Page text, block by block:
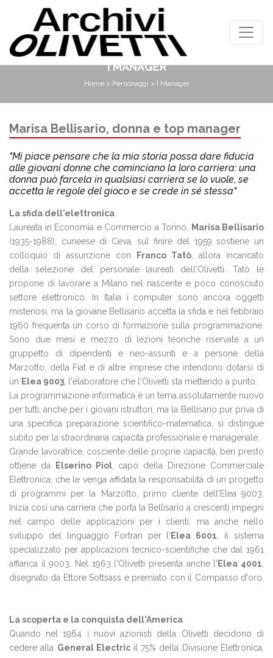
I MANAGER
Home> Personaggi > I Manager
Marisa Bellisario, donna e top manager
"Mi piace pensare che la mia storia possa dare fiducia
alle giovani donne che cominciano la loro carriera: una
donna può farcela in qualsiasi carriera se lo vuole, se
accetta le regole del gioco e se crede in sé stessa"
La sfida dell'elettronica
Laureata in Economia e Commercio a Torino,
Marisa Bellisario
(1935-1988), cuneese di Ceva, sul finire del 1959 sostiene un
colloquio di assunzione con
Franco Tatò , allora incaricato
della selezione del personale laureati dell'Olivetti. Tatò le
propone di lavorare a Milano nel nascente e poco conosciuto
settore elettronico. In Italia i computer sono ancora oggetti
misteriosi, ma la giovane Bellisario accetta la sfida e nel febbraio
1960 frequenta un corso di formazione sulla programmazione.
Sono due mesi e mezzo di lezioni teoriche riservate a un
gruppetto di dipendenti e neo-assunti e a persone della
Marzotto, della Fiat e di altre imprese che intendono dotarsi di
un Elea 9003 , l'elaboratore che l'Olivetti sta mettendo a punto.
La programmazione informatica è un tema assolutamente nuovo
per tutti, anche per i giovani istruttori, ma la Bellisario pur priva di
una specifica preparazione scientifico-matematica, si distingue
subito per la straordinaria capacità professionale e manageriale.
Grande lavoratrice, cosciente delle proprie capacità, ben presto
ottiene da
Elserino Piol, capo della Direzione Commerciale
Elettronica, che le venga affidata la responsabilità di un progetto
di programmi per la Marzotto, primo cliente dell'Elea 9003.
Inizia così una carriera che porta la Bellisario a crescenti impegni
nel campo delle applicazioni per i clienti, ma anche nello
sviluppo del linguaggio Fortran per l' Elea 6001 , il sistema
specializzato per applicazioni tecnico-scientifiche che dal 1961
affianca il 9003. Nel 1963 l'Olivetti presenta anche l' Elea 4001
disegnato da Ettore Sottsass e premiato con il Compasso d'oro.
La scoperta e la conquista dell'America
Quando nel 1964 i nuovi azionisti della Olivetti decidono di
cedere alla General Electric il 75% della Divisione Elettronica,